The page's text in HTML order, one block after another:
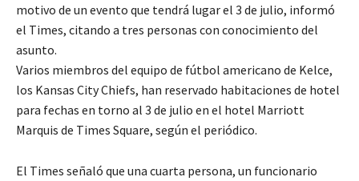
motivo de un evento que tendrá lugar el 3 de julio, informó
el Times, citando a tres personas con ⁠conocimiento del
asunto.
Varios miembros del equipo de fútbol americano de Kelce,
los Kansas City Chiefs, han reservado habitaciones de hotel
para fechas en torno al 3 de julio en el hotel ​Marriott
Marquis ​de Times Square, según el periódico.
El Times señaló ​que una cuarta persona, un funcionario